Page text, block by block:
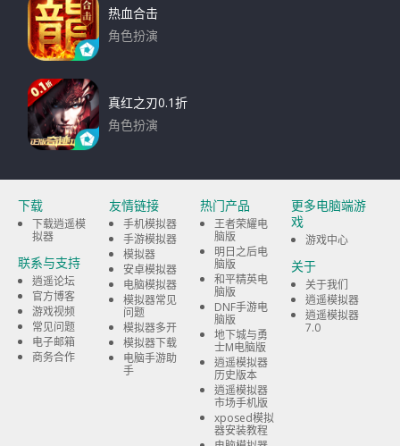
热血合击
角色扮演
真红之刃0.1折
角色扮演
下载
下载逍遥模
拟器
联系与支持
逍遥论坛
官方博客
游戏视频
常见问题
电子邮箱
商务合作
友情链接
手机模拟器
手游模拟器
模拟器
安卓模拟器
电脑模拟器
模拟器常见
问题
模拟器多开
模拟器下载
电脑手游助
手
热门产品
王者荣耀电
脑版
明日之后电
脑版
和平精英电
脑版
DNF手游电
脑版
地下城与勇
士M电脑版
逍遥模拟器
历史版本
逍遥模拟器
市场手机版
xposed模拟
器安装教程
更多电脑端游
戏
游戏中心
关于
关于我们
逍遥模拟器
逍遥模拟器
7.0